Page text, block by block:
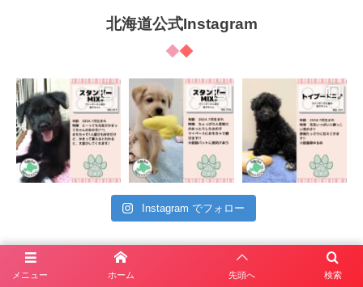
北海道公式Instagram
Instagram でフォロー
メニュー 検索
ホーム 先頭へ